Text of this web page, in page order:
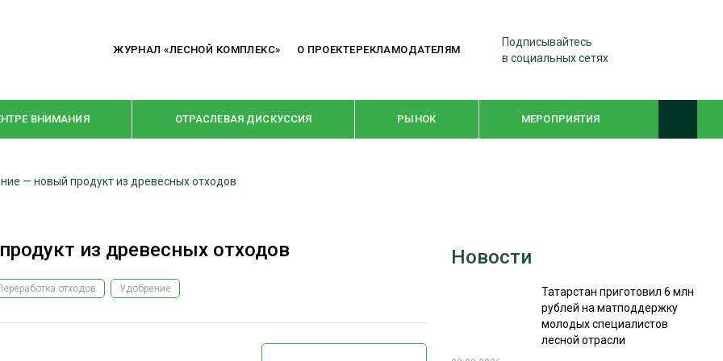
ЖУРНАЛ «ЛЕСНОЙ КОМПЛЕКС» О ПРОЕКТЕРЕКЛАМОДАТЕЛЯМ
Подписывайтесь
в социальных сетях
ВНИМАНИЯ ОТРАСЛЕВАЯ ДИСКУССИЯ РЫНОК МЕРОПРИЯТИЯ
ДОМОСТРОЕНИЕ
РУБРИКИ
КРУПНЫМ ПЛАНОМ
ВЗГЛЯД ИЗНУТРИ
ПРЕДПРИЯТИЯ ЛПК
WOODEX-2021
СУШКА ДРЕВЕСИНЫ
— новый продукт из древесных отходов
из древесных отходов
отходов Удобрение
Новости
Татарстан приготовил 6 млн
рублей на матподдержку
молодых специалистов
лесной отрасли